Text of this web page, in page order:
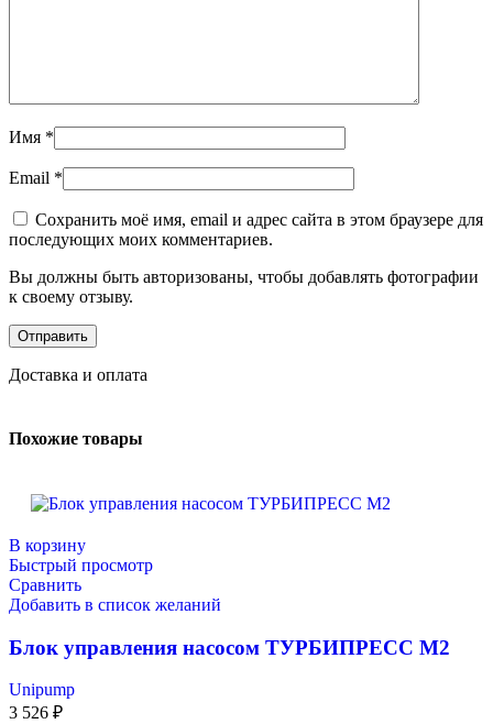
Имя *
Email *
Сохранить моё имя, email и адрес сайта в этом браузере для
последующих моих комментариев.
Вы должны быть авторизованы, чтобы добавлять фотографии
к своему отзыву.
Доставка и оплата
Похожие товары
В корзину
Быстрый просмотр
Сравнить
Добавить в список желаний
Блок управления насосом ТУРБИПРЕСС М2
Unipump
3 526 ₽